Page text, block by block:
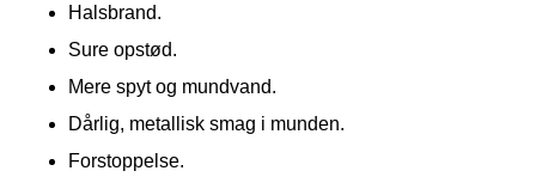
Halsbrand.
Sure opstød.
Mere spyt og mundvand.
Dårlig, metallisk smag i munden.
Forstoppelse.